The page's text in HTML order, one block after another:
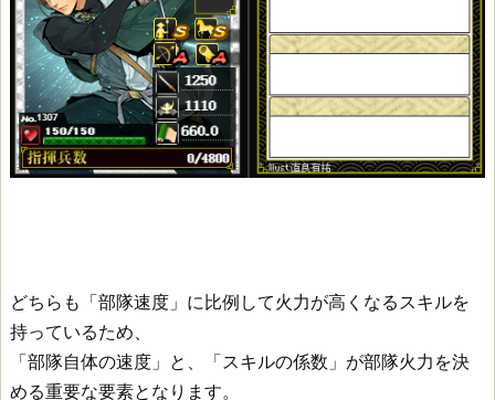
どちらも「部隊速度」に比例して火力が高くなるスキルを
持っているため、
「部隊自体の速度」と、「スキルの係数」が部隊火力を決
める重要な要素となります。